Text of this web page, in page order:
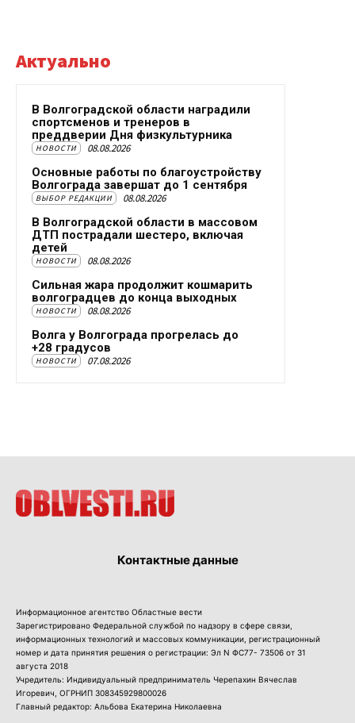
Актуально
В Волгоградской области наградили
спортсменов и тренеров в
преддверии Дня физкультурника
НОВОСТИ 08.08.2026
Основные работы по благоустройству
Волгограда завершат до 1 сентября
ВЫБОР РЕДАКЦИИ 08.08.2026
В Волгоградской области в массовом
ДТП пострадали шестеро, включая
детей
НОВОСТИ 08.08.2026
Сильная жара продолжит кошмарить
волгоградцев до конца выходных
НОВОСТИ 08.08.2026
Волга у Волгограда прогрелась до
+28 градусов
НОВОСТИ 07.08.2026
Контактные данные
Информационное агентство Областные вести
Зарегистрировано Федеральной службой по надзору в сфере связи,
информационных технологий и массовых коммуникации, регистрационный
номер и дата принятия решения о регистрации: Эл N ФС77- 73506 от 31
августа 2018
Учредитель: Индивидуальный предприниматель Черепахин Вячеслав
Игоревич, ОГРНИП 308345929800026
Главный редактор: Альбова Екатерина Николаевна